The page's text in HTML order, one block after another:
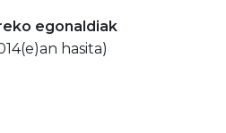
egonaldiak
hasita)